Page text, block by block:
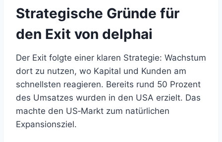
Strategische Gründe für
den Exit von delphai
Der Exit folgte einer klaren Strategie: Wachstum
dort zu nutzen, wo Kapital und Kunden am
schnellsten reagieren. Bereits rund 50 Prozent
des Umsatzes wurden in den USA erzielt. Das
machte den US‑Markt zum natürlichen
Expansionsziel.